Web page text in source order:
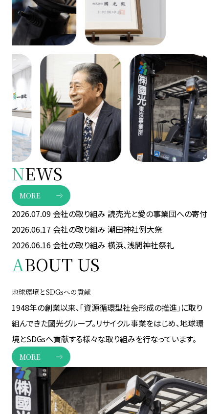
NEWS
MORE
2026.07.09 会社の取り組み 読売光と愛の事業団への寄付
2026.06.17 会社の取り組み 潮田神社例大祭
2026.06.16 会社の取り組み 横浜、浅間神社祭礼
ABOUT US
地球環境とSDGsへの貢献
1948年の創業以来、「資源循環型社会形成の推進」に取り
組んできた國光グループ。リサイクル事業をはじめ、地球環
境とSDGsへ貢献する様々な取り組みを行なっています。
MORE